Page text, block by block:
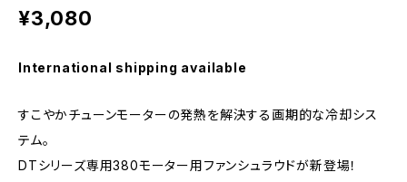
¥3,080
International shipping available
すこやかチューンモーターの発熱を解決する画期的な冷却シス
テム。
DTシリーズ専用380モーター用ファンシュラウドが新登場！